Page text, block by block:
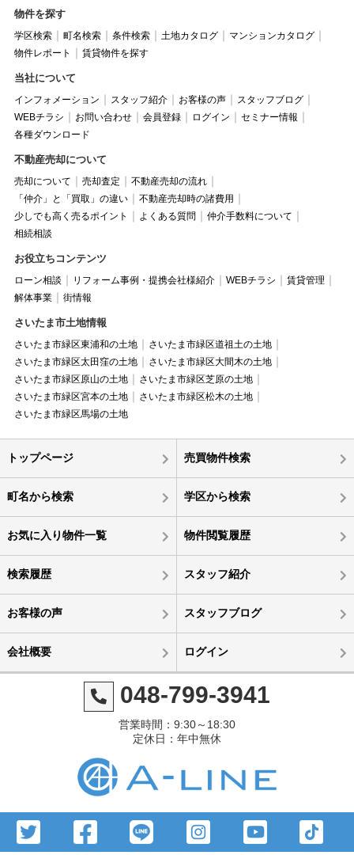
物件を探す
学区検索 町名検索 条件検索 土地カタログ
マンションカタログ
物件レポート
賃貸物件を探す
当社について
インフォメーション スタッフ紹介 お客様の声
スタッフブログ
WEBチラシ
お問い合わせ 会員登録 ログイン
セミナー情報
各種ダウンロード
不動産売却について
売却について 売却査定
不動産売却の流れ
「仲介」と「買取」の違い
不動産売却時の諸費用
少しでも高く売るポイント
よくある質問
仲介手数料について
相続相談
お役立ちコンテンツ
ローン相談 リフォーム事例・提携会社様紹介 WEBチラシ
賃貸管理
解体事業
街情報
さいたま市土地情報
さいたま市緑区東浦和の土地
さいたま市緑区道祖土の土地
さいたま市緑区太田窪の土地
さいたま市緑区大間木の土地
さいたま市緑区原山の土地
さいたま市緑区芝原の土地
さいたま市緑区宮本の土地
さいたま市緑区松木の土地
さいたま市緑区馬場の土地
トップページ 売買物件検索
町名から検索 学区から検索
お気に入り物件一覧 物件閲覧履歴
検索履歴 スタッフ紹介
お客様の声 スタッフブログ
会社概要 ログイン
048-799-3941
営業時間：9:30～18:30
定休日：年中無休